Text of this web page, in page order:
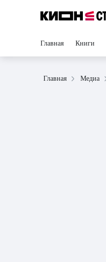
Главная Книги
Главная Медиа